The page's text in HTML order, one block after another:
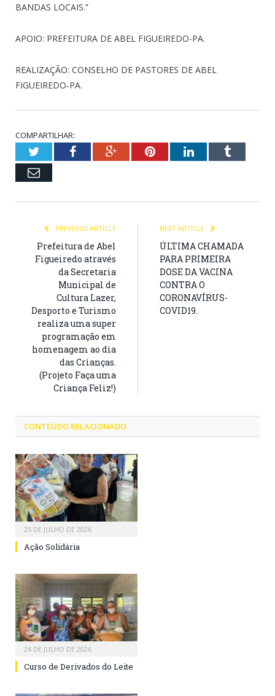
BANDAS LOCAIS.”
APOIO: PREFEITURA DE ABEL FIGUEIREDO-PA.
REALIZAÇÃO: CONSELHO DE PASTORES DE ABEL
FIGUEIREDO-PA.
COMPARTILHAR:
TwitterFacebookGoogle+PinterestLinkedInTumblr
Email
PREVIOUS ARTICLE
Prefeitura de Abel
Figueiredo através
da Secretaria
Municipal de
Cultura Lazer,
Desporto e Turismo
realiza uma super
programação em
homenagem ao dia
das Crianças.
(Projeto Faça uma
Criança Feliz!)
NEXT ARTICLE
ÚLTIMA CHAMADA
PARA PRIMEIRA
DOSE DA VACINA
CONTRA O
CORONAVÍRUS-
COVID19.
CONTEÚDO RELACIONADO
25 DE JULHO DE 2026
Ação Solidária
24 DE JULHO DE 2026
Curso de Derivados do Leite